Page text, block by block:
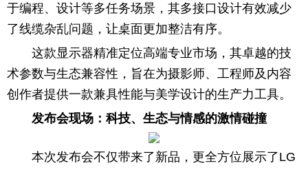
于编程、设计等多任务场景，其多接口设计有效减少
了线缆杂乱问题，让桌面更加整洁有序。
这款显示器精准定位高端专业市场，其卓越的技
术参数与生态兼容性，旨在为摄影师、工程师及内容
创作者提供一款兼具性能与美学设计的生产力工具。
发布会现场：科技、生态与情感的激情碰撞
本次发布会不仅带来了新品，更全方位展示了LG